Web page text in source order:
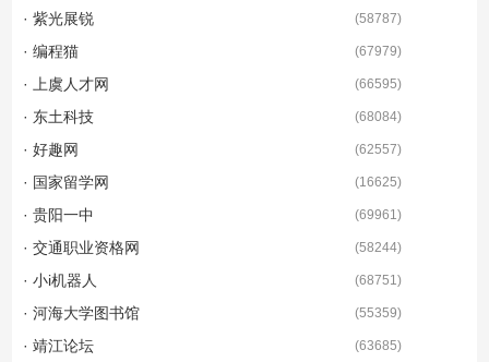
· 紫光展锐 (58787)
· 编程猫 (67979)
· 上虞人才网 (66595)
· 东土科技 (68084)
· 好趣网 (62557)
· 国家留学网 (16625)
· 贵阳一中 (69961)
· 交通职业资格网 (58244)
· 小i机器人 (68751)
· 河海大学图书馆 (55359)
· 靖江论坛 (63685)